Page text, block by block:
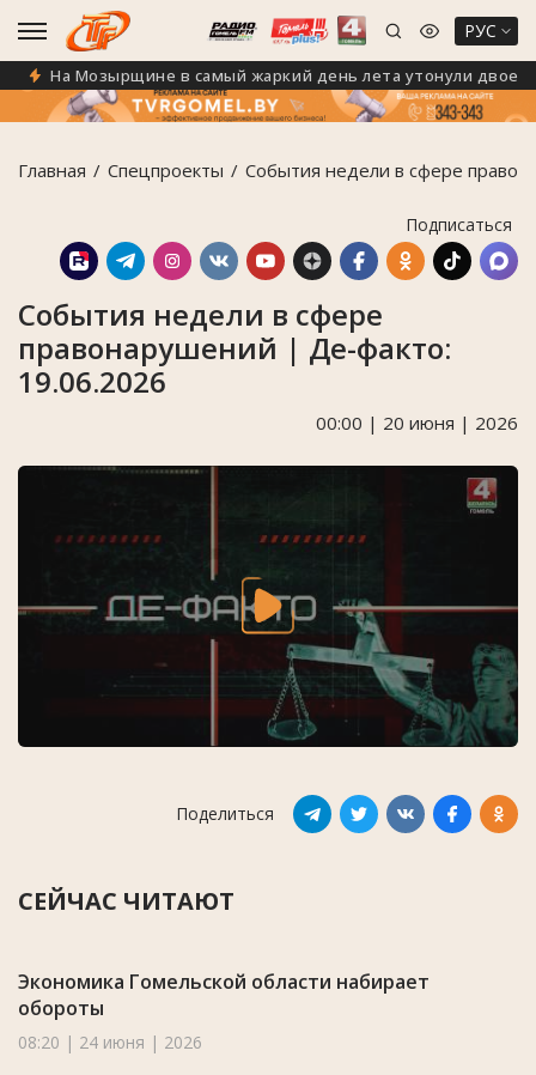
РУС
На Мозырщине в самый жаркий день лета утонули двое
Главная Спецпроекты События недели в сфере
Подписаться
События недели в сфере
правонарушений | Де-факто:
19.06.2026
00:00 | 20 июня | 2026
Поделиться
СЕЙЧАС ЧИТАЮТ
Экономика Гомельской области набирает
обороты
08:20 | 24 июня | 2026